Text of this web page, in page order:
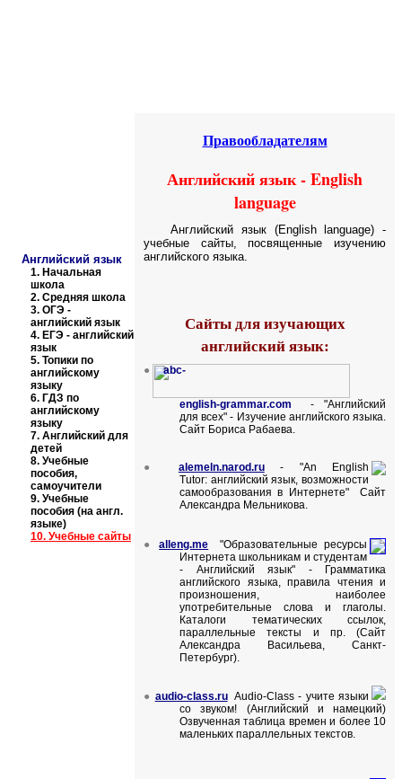
Английский язык
1. Начальная
школа
2. Средняя школа
3. ОГЭ -
английский язык
4. ЕГЭ - английский
язык
5. Топики по
английскому
языку
6. ГДЗ по
английскому
языку
7. Английский для
детей
8. Учебные
пособия,
самоучители
9. Учебные
пособия (на англ.
языке)
10. Учебные сайты
Правообладателям
Английскийязык -English
language
Английский язык (English language) -
учебные сайты, посвященные изучению
английского языка.
Сайты для изучающих
английский язык:
● abc-
english-grammar.com - "Английский
для всех" - Изучение английского языка.
Сайт Бориса Рабаева.
● alemeln.narod.ru- "An English
Tutor: английский язык, возможности
самообразования в Интернете" Сайт
Александра Мельникова.
● alleng.me
"Образовательные ресурсы
Интернета школьникам и студентам
- Английский язык" -
Грамматика
английского языка, правила чтения и
произношения, наиболее
употребительные слова и глаголы.
Каталоги тематических ссылок,
параллельные тексты и пр. (Сайт
Александра Васильева, Санкт-
Петербург).
● audio-class.ruAudio-Class - учите языки
со звуком! (Английский и намецкий)
Озвученная таблица времен и более 10
маленьких параллельных текстов.